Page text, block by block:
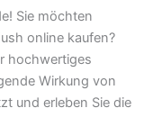
Sie möchten
online kaufen?
hochwertiges
Wirkung von
und erleben Sie die